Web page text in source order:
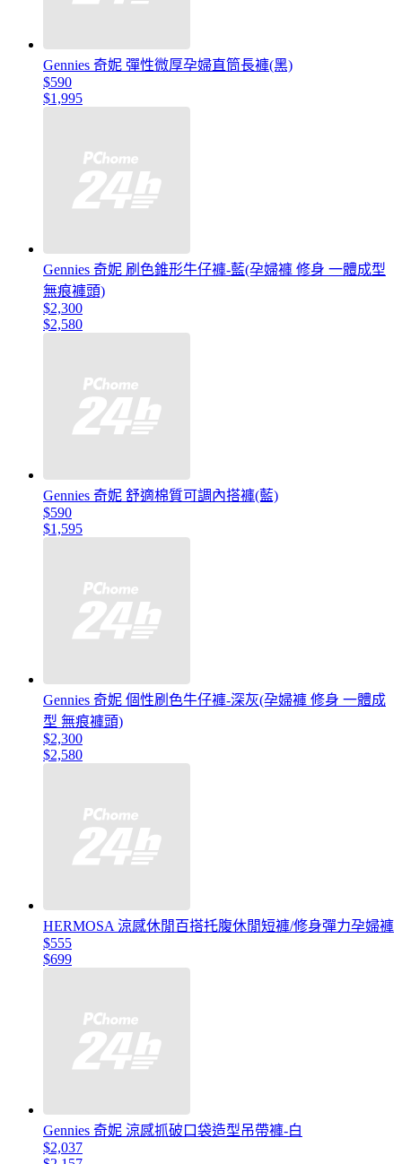
Gennies 奇妮 彈性微厚孕婦直筒長褲(黑)
$590
$1,995
Gennies 奇妮 刷色錐形牛仔褲-藍(孕婦褲 修身 一體成型
無痕褲頭)
$2,300
$2,580
Gennies 奇妮 舒適棉質可調內搭褲(藍)
$590
$1,595
Gennies 奇妮 個性刷色牛仔褲-深灰(孕婦褲 修身 一體成
型 無痕褲頭)
$2,300
$2,580
HERMOSA 涼感休閒百搭托腹休閒短褲/修身彈力孕婦褲
$555
$699
Gennies 奇妮 涼感抓破口袋造型吊帶褲-白
$2,037